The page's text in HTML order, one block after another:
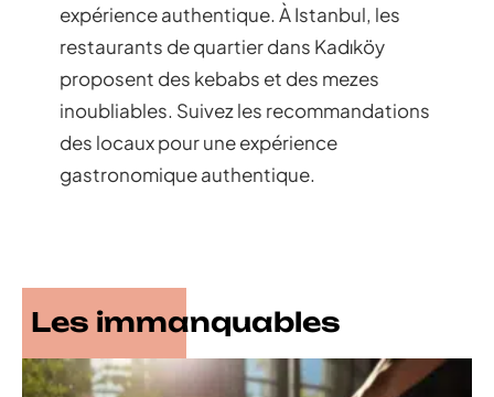
expérience authentique. À Istanbul, les
restaurants de quartier dans Kadıköy
proposent des kebabs et des mezes
inoubliables. Suivez les recommandations
des locaux pour une expérience
gastronomique authentique.
Les immanquables